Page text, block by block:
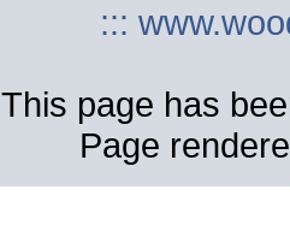
:::
This page has
Page